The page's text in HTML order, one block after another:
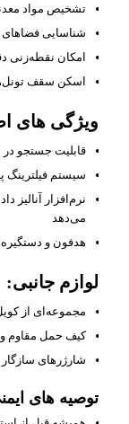
تشخیص مواد
شناسایی فضاهای
امکان نقطه‌زنی
اسکن سقف
ویژگی‌ های
قابلیت جستجو
سیستم فیلترینگ
نرم‌افزار آنالیز
می‌دهد
هدفون و
لوازم جانبی:
مجموعه‌ای از
کیف حمل مقاوم
شارژرهای
توصیه‌ های